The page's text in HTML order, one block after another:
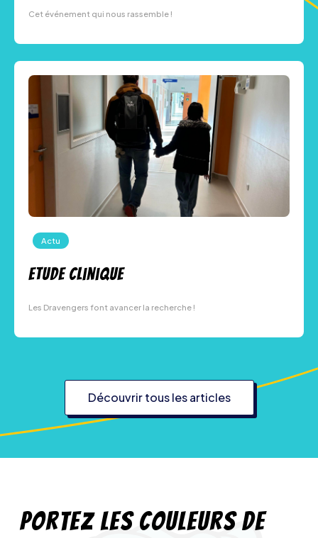
Cet événement qui nous rassemble !
Actu
Etude clinique
Les Dravengers font avancer la recherche !
Découvrir tous les articles
Portez les couleurs de